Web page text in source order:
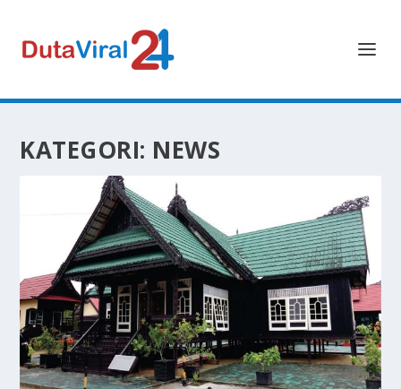
KATEGORI: NEWS